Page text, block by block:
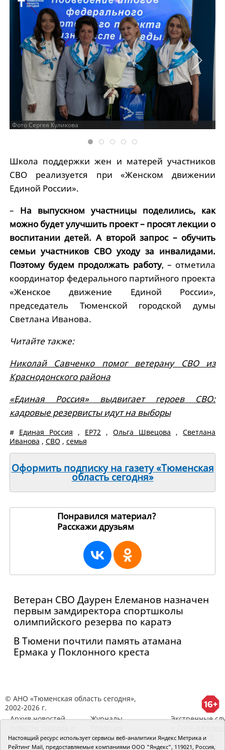
Фото Сергея Куликова
Школа поддержки жен и матерей участников
СВО реализуется при «Женском движении
Единой России».
– На выпускном участницы поделились, как
можно будет улучшить проект – просят лекции о
воспитании детей. А второй запрос – обучить
семьи участников СВО уходу за инвалидами.
Поэтому будем продолжать работу, – отметила
координатор федерального партийного проекта
«Женское движение Единой России»,
председатель Тюменской городской думы
Светлана Иванова.
Читайте также:
Николай Савченко помог ветерану СВО из
Краснодонского района
«Единая Россия» выдвигает героев СВО:
кадровые резервисты идут на выборы
# Единая Россия , ЕР72 ,Ольга Швецова ,Светлана
Иванова , СВО , семья
Оформить подписку на газету «Тюменская
область сегодня»
Понравился материал?
Расскажи друзьям
Ветеран СВО Даурен Елеманов назначен
первым замдиректора спортшколы
олимпийского резерва по каратэ
В Тюмени почтили память атамана
Ермака у Поклонного креста
© АНО «Тюменская область сегодня»,
2002-2026 г.
Архив новостей
районов ТО
Журналы
RSS поток
Экстренные
Сведения об
организации
Настоящий ресурс использует сервисы веб-аналитики Яндекс Метрика и
Рейтинг Mail, предоставляемые компаниями ООО "Яндекс", 119021, Россия,